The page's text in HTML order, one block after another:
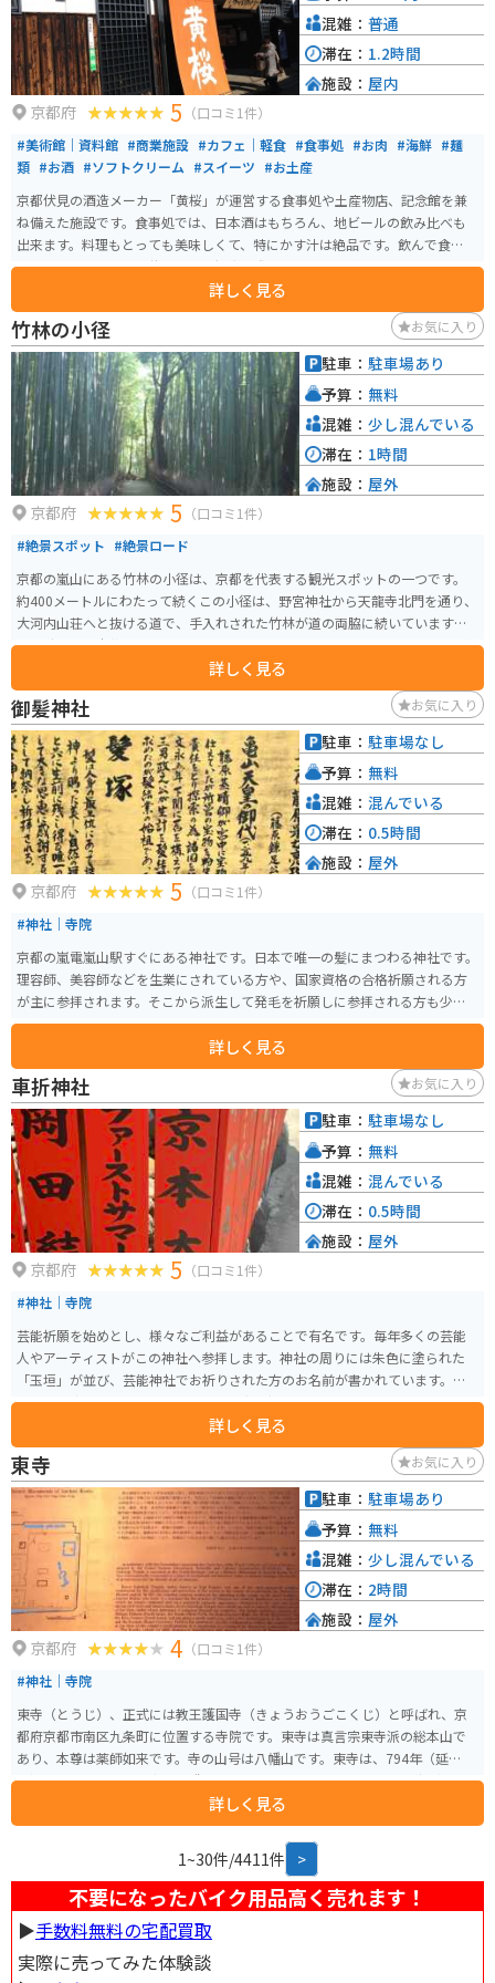
京都府 5 （口コミ1件）
#美術館｜資料館 #商業施設 #カフェ｜軽食 #食事処 #お肉 #海鮮 #麺
類 #お酒 #ソフトクリーム #スイーツ #お土産
京都伏見の酒造メーカー「黄桜」が運営する食事処や土産物店、記念館を兼
ね備えた施設です。食事処では、日本酒はもちろん、地ビールの飲み比べも
出来ます。料理もとっても美味しくて、特にかす汁は絶品です。飲んで食べ
て、お土産も買える、伏見の酒蔵観光の際は、是非立ち寄ってみてくださ
詳しく見る
混雑： 普通
滞在： 1.2時間
施設： 屋内
竹林の小径 お気に入り
京都府 5 （口コミ1件）
#絶景スポット #絶景ロード
京都の嵐山にある竹林の小径は、京都を代表する観光スポットの一つです。
約400メートルにわたって続くこの小径は、野宮神社から天龍寺北門を通り、
大河内山荘へと抜ける道で、手入れされた竹林が道の両脇に続いています。
平安時代には貴族の別荘地だったと言われており、晴れた日には木漏れ日が
心地よく、また太陽のない日は昼でも薄暗くなることがあります。 竹林の小
径は、その美しい光景がテレビや写真でよく紹介され、国内外から多くの観
光客が訪れます。春には新緑、夏には青々と茂る竹の葉、秋には風情あふれ
る黄金色、冬には雪景色と、四季折々の美しさを楽しむことができます。 バ
イクで走行することも可能ですが、非常に混雑するので走行したりバイクを
止めて写真を撮りたい場合は、早朝に行くことをオススメします。
詳しく見る
駐車： 駐車場あり
予算： 無料
混雑： 少し混んでいる
滞在： 1時間
施設： 屋外
御髪神社 お気に入り
京都府 5 （口コミ1件）
#神社｜寺院
京都の嵐電嵐山駅すぐにある神社です。日本で唯一の髪にまつわる神社です。
理容師、美容師などを生業にされている方や、国家資格の合格祈願される方
が主に参拝されます。そこから派生して発毛を祈願しに参拝される方も少な
くないようです。
詳しく見る
駐車： 駐車場なし
予算： 無料
混雑： 混んでいる
滞在： 0.5時間
施設： 屋外
車折神社 お気に入り
京都府 5 （口コミ1件）
#神社｜寺院
芸能祈願を始めとし、様々なご利益があることで有名です。毎年多くの芸能
人やアーティストがこの神社へ参拝します。神社の周りには朱色に塗られた
「玉垣」が並び、芸能神社でお祈りされた方のお名前が書かれています。そ
こから派生して、推しのコンサートの当選祈願をするファンの絵馬も多くみ
詳しく見る
駐車： 駐車場なし
予算： 無料
混雑： 混んでいる
滞在： 0.5時間
施設： 屋外
東寺 お気に入り
京都府 4 （口コミ1件）
#神社｜寺院
東寺（とうじ）、正式には教王護国寺（きょうおうごこくじ）と呼ばれ、京
都府京都市南区九条町に位置する寺院です。東寺は真言宗東寺派の総本山で
あり、本尊は薬師如来です。寺の山号は八幡山です。東寺は、794年（延暦13
年）に創建され、平安京の鎮護として建立されました。その後、空海（弘法
大師）によって真言宗の道場として発展しました。 東寺は、1994年にユネス
コの世界遺産に登録された「古都京都の文化財」の一部です。特に有名なの
は、高さ約55メートルの五重塔で、これは京都市内からも望むことができ、
京都のシンボルの一つとされています。五重塔は日本で最も高い木造塔の一
つであり、春の桜や秋の紅葉の季節には多くの観光客で賑わいます。 東寺に
は、国宝や重要文化財を含む多くの貴重な文化財が保存されており、その中
には空海が持ち帰ったとされる仏像や経典などがあります。また、毎月21日
には弘法市（こうぼういち）と呼ばれる市が開かれ、食料品から雑貨や衣服
詳しく見る
駐車： 駐車場あり
予算： 無料
混雑： 少し混んでいる
滞在： 2時間
施設： 屋外
1~30件/4411件 >
不要になったバイク用品高く売れます！
▶︎手数料無料の宅配買取
実際に売ってみた体験談